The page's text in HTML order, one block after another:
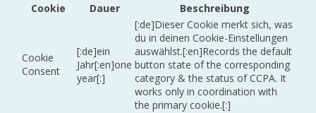
Cookie
Dauer Beschreibung
Cookie
Consent
[:de]ein
Jahr[:en]one
year[:]
[:de]Dieser Cookie merkt sich, was
du in deinen Cookie-Einstellungen
auswählst.[:en]Records the default
button state of the corresponding
category & the status of CCPA. It
works only in coordination with
the primary cookie.[:]